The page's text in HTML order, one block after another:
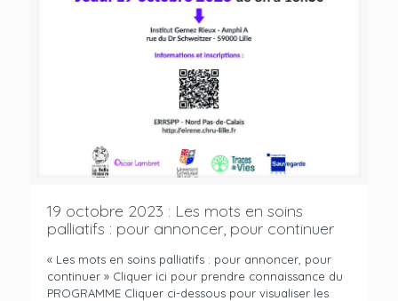
19 octobre 2023 : Les mots en soins
palliatifs : pour annoncer, pour continuer
« Les mots en soins palliatifs : pour annoncer, pour
continuer » Cliquer ici pour prendre connaissance du
PROGRAMME Cliquer ci-dessous pour visualiser les